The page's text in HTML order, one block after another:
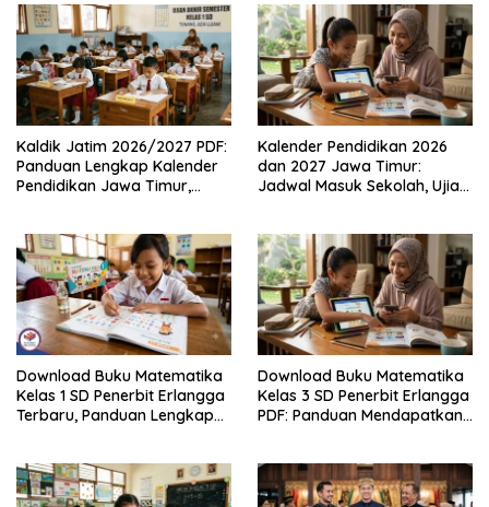
Kaldik Jatim 2026/2027 PDF:
Panduan Lengkap Kalender
Pendidikan Jawa Timur,
Kalender Pendidikan 2026
dan 2027 Jawa Timur:
Jadwal Masuk Sekolah, Ujian,
Download Buku Matematika
Kelas 1 SD Penerbit Erlangga
Terbaru, Panduan Lengkap
Legal
Download Buku Matematika
Kelas 3 SD Penerbit Erlangga
PDF: Panduan Mendapatkan